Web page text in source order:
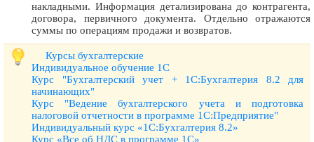
накладными. Информация детализирована до контрагента,
договора, первичного документа. Отдельно отражаются
суммы по операциям продажи и возвратов.
Курсы бухгалтерские
Индивидуальное обучение 1С
Курс "Бухгалтерский учет + 1С:Бухгалтерия 8.2 для
начинающих"
Курс "Ведение бухгалтерского учета и подготовка
налоговой отчетности в программе 1С:Предприятие"
Индивидуальный курс «1С:Бухгалтерия 8.2»
Курс «Все об НДС в программе 1С»